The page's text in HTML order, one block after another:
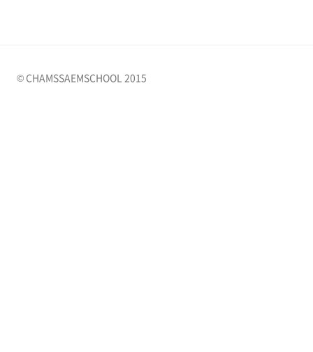
© CHAMSSAEMSCHOOL 2015